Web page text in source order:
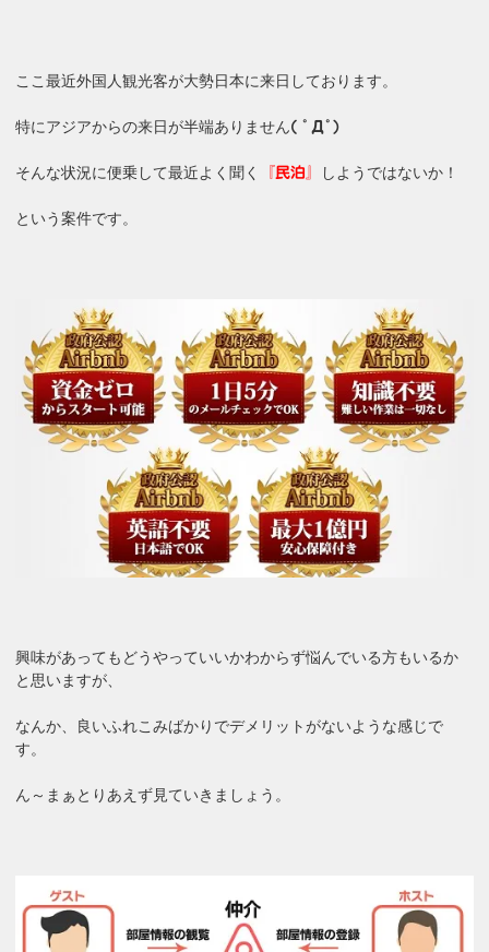
ここ最近外国人観光客が大勢日本に来日しております。
特にアジアからの来日が半端ありません( ﾟДﾟ)
そんな状況に便乗して最近よく聞く 『民泊』 しようではないか！
という案件です。
興味があってもどうやっていいかわからず悩んでいる方もいるか
と思いますが、
なんか、良いふれこみばかりでデメリットがないような感じで
す。
ん～まぁとりあえず見ていきましょう。